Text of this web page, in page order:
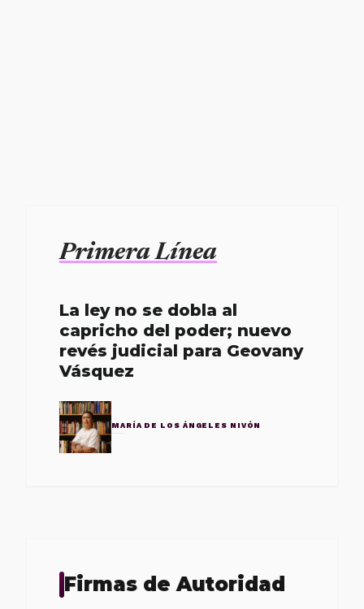
Primera Línea
La ley no se dobla al
capricho del poder; nuevo
revés judicial para Geovany
Vásquez
MARÍA DE LOS ÁNGELES NIVÓN
Firmas de Autoridad